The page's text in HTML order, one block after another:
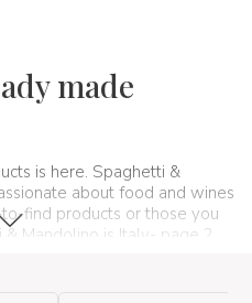
made
is here. Spaghetti &
about food and wines
find products or those you
Mandolino is Italy- page 2